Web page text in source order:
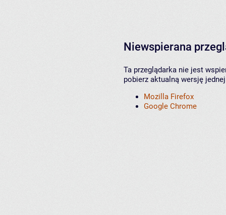
Niewspierana
Ta przeglądarka nie jest
pobierz aktualną wersję
Mozilla Firefox
Google Chrome